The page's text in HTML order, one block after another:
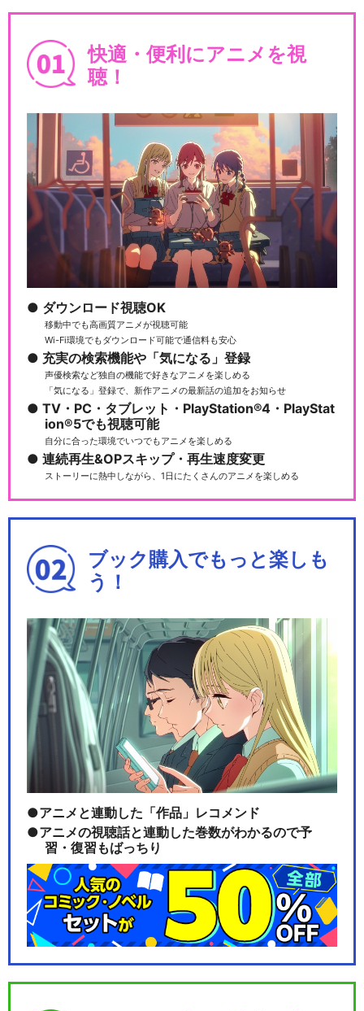
快適・便利にアニメを視
聴！
ダウンロード視聴OK
移動中でも高画質アニメが視聴可能
Wi-Fi環境でもダウンロード可能で通信料も安心
充実の検索機能や「気になる」登録
声優検索など独自の機能で好きなアニメを楽しめる
「気になる」登録で、新作アニメの最新話の追加をお知らせ
TV・PC・タブレット・PlayStation®4・PlayStat
ion®5でも視聴可能
自分に合った環境でいつでもアニメを楽しめる
連続再生&OPスキップ・再生速度変更
ストーリーに熱中しながら、1日にたくさんのアニメを楽しめる
ブック購入でもっと楽しも
う！
アニメと連動した「作品」レコメンド
アニメの視聴話と連動した巻数がわかるので予
習・復習もばっちり